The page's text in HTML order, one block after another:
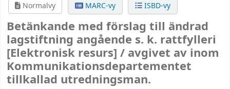
Normalvy
MARC-vy ISBD-vy
Betänkande med förslag till ändrad
lagstiftning angående s. k. rattfylleri
[Elektronisk resurs] / avgivet av inom
Kommunikationsdepartementet
tillkallad utredningsman.